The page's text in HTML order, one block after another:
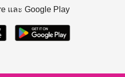
และ Google Play